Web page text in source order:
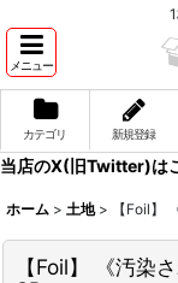
メニュー
カテゴリ 新規登録
当店のX(旧Twitter)は
ホーム > 土地 > 【Foil】
【Foil】 《汚染